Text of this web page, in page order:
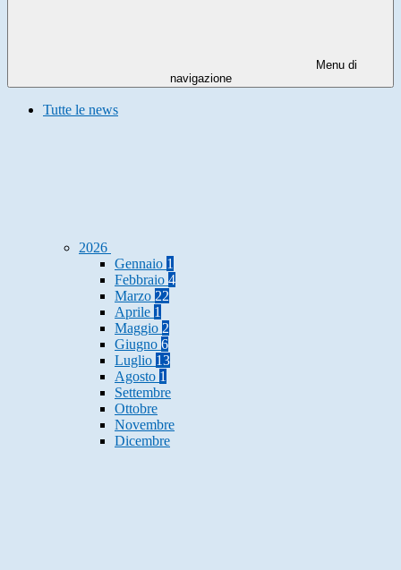
Menu di
navigazione
Tutte le news
2026
Gennaio 1
Febbraio 4
Marzo 22
Aprile 1
Maggio 2
Giugno 6
Luglio 13
Agosto 1
Settembre
Ottobre
Novembre
Dicembre